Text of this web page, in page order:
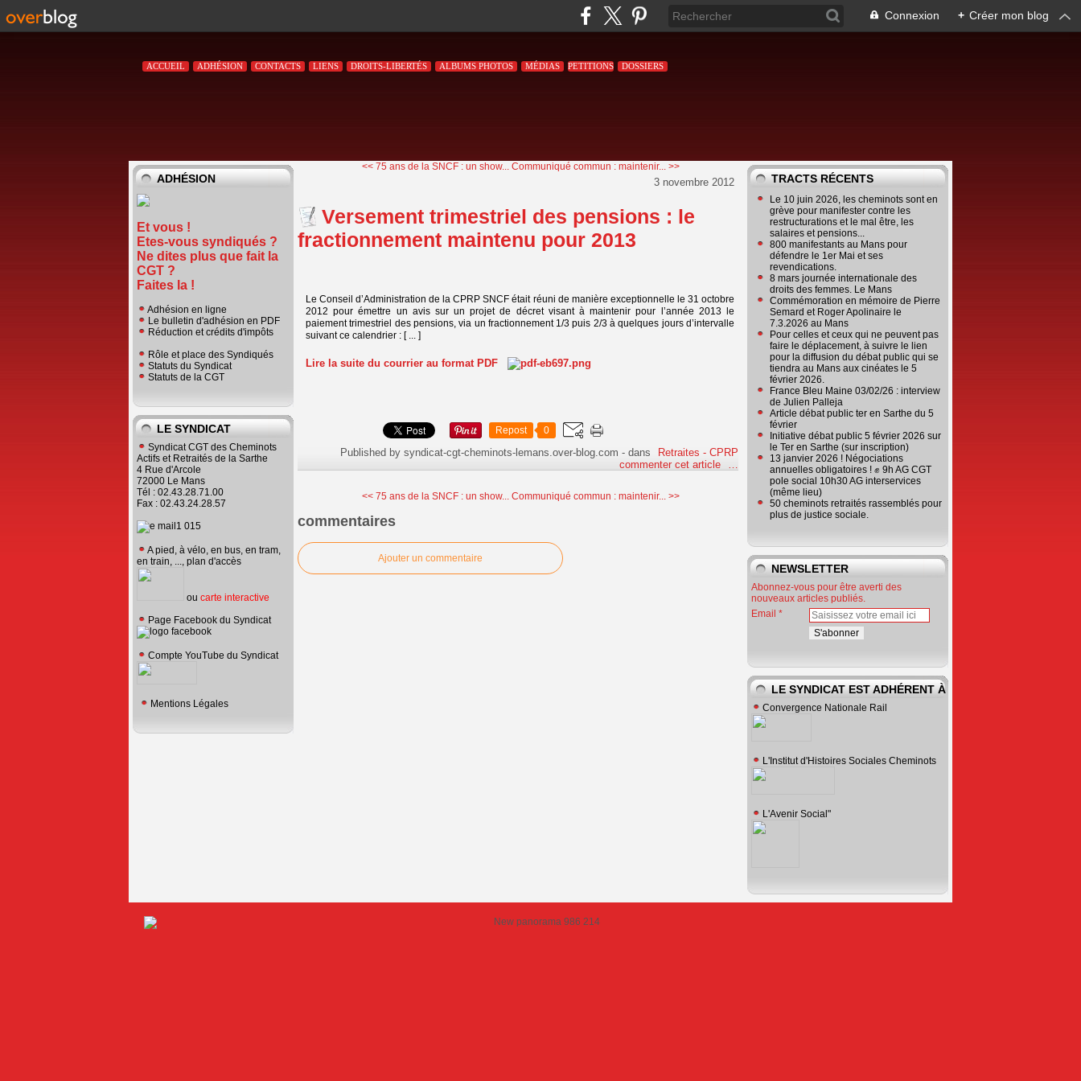
Connexion + Créer mon blog
ACCUEIL ADHÉSION CONTACTS LIENS DROITS-LIBERTÉS ALBUMS PHOTOS MÉDIAS PETITIONS DOSSIERS
ADHÉSION
Et vous !
Etes-vous syndiqués ?
Ne dites plus que fait la
CGT ?
Faites la !
Adhésion en ligne
Le bulletin d'adhésion en PDF
Réduction et crédits d'impôts
Rôle et place des Syndiqués
Statuts du Syndicat
Statuts de la CGT
LE SYNDICAT
Syndicat CGT des Cheminots
Actifs et Retraités de la Sarthe
4 Rue d'Arcole
72000 Le Mans
Tél : 02.43.28.71.00
Fax : 02.43.24.28.57
A pied, à vélo, en bus, en tram,
en train, ..., plan d'accès
ou carte interactive
Page Facebook du Syndicat
Compte YouTube du Syndicat
Mentions Légales
<< 75 ans de la SNCF : un show... Communiqué commun : maintenir... >>
3 novembre 2012
Versement trimestriel des pensions : le
fractionnement maintenu pour 2013
Le Conseil d’Administration de la CPRP SNCF était réuni de manière exceptionnelle le 31 octobre
2012 pour émettre un avis sur un projet de décret visant à maintenir pour l’année 2013 le
paiement trimestriel des pensions, via un fractionnement 1/3 puis 2/3 à quelques jours d’intervalle
suivant ce calendrier : [ ... ]
Lire la suite du courrier au format PDF
Repost 0
Published by syndicat-cgt-cheminots-lemans.over-blog.com - dans
Retraites - CPRP
commenter cet article
<< 75 ans de la SNCF : un show... Communiqué commun : maintenir... >>
commentaires
Ajouter un commentaire
TRACTS RÉCENTS
Le 10 juin 2026, les cheminots sont en
grève pour manifester contre les
restructurations et le mal être, les
salaires et pensions...
800 manifestants au Mans pour
défendre le 1er Mai et ses
revendications.
8 mars journée internationale des
droits des femmes. Le Mans
Commémoration en mémoire de Pierre
Semard et Roger Apolinaire le
7.3.2026 au Mans
Pour celles et ceux qui ne peuvent pas
faire le déplacement, à suivre le lien
pour la diffusion du débat public qui se
tiendra au Mans aux cinéates le 5
février 2026.
France Bleu Maine 03/02/26 : interview
de Julien Palleja
Article débat public ter en Sarthe du 5
février
Initiative débat public 5 février 2026 sur
le Ter en Sarthe (sur inscription)
13 janvier 2026 ! Négociations
annuelles obligatoires ! ✊ 9h AG CGT
pole social 10h30 AG interservices
(même lieu)
50 cheminots retraités rassemblés pour
plus de justice sociale.
NEWSLETTER
Abonnez-vous pour être averti des
nouveaux articles publiés.
Email
LE SYNDICAT EST ADHÉRENT À
Convergence Nationale Rail
L'Institut d'Histoires Sociales Cheminots
L'Avenir Social"